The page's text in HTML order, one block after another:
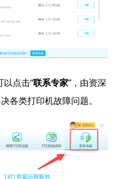
点击“联系专家”，由资深
各类打印机故障问题。